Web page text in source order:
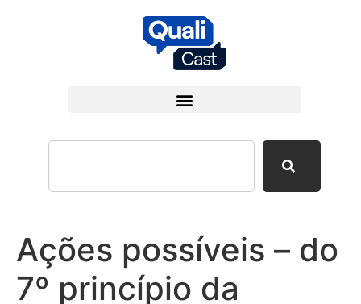
Ações possíveis – do
7º princípio da